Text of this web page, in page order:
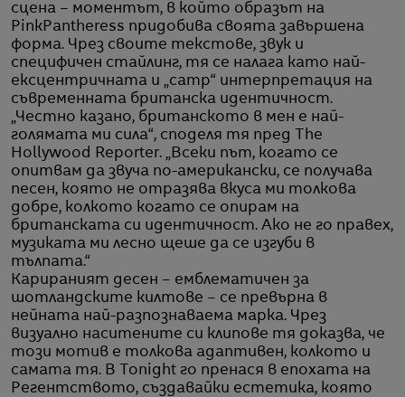
сцена – моментът, в който образът на
PinkPantheress придобива своята завършена
форма. Чрез своите текстове, звук и
специфичен стайлинг, тя се налага като най-
ексцентричната и „camp“ интерпретация на
съвременната британска идентичност.
„Честно казано, британското в мен е най-
голямата ми сила“, споделя тя пред The
Hollywood Reporter. „Всеки път, когато се
опитвам да звуча по-американски, се получава
песен, която не отразява вкуса ми толкова
добре, колкото когато се опирам на
британската си идентичност. Ако не го правех,
музиката ми лесно щеше да се изгуби в
тълпата.“
Карираният десен – емблематичен за
шотландските килтове – се превърна в
нейната най-разпознаваема марка. Чрез
визуално наситените си клипове тя доказва, че
този мотив е толкова адаптивен, колкото и
самата тя. В Tonight го пренася в епохата на
Регентството, създавайки естетика, която